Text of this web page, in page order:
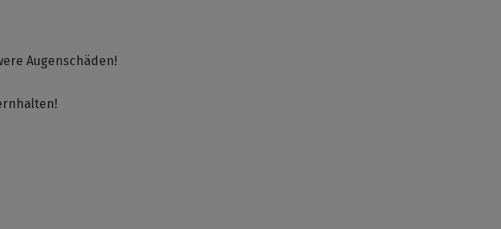
Augenschäden!